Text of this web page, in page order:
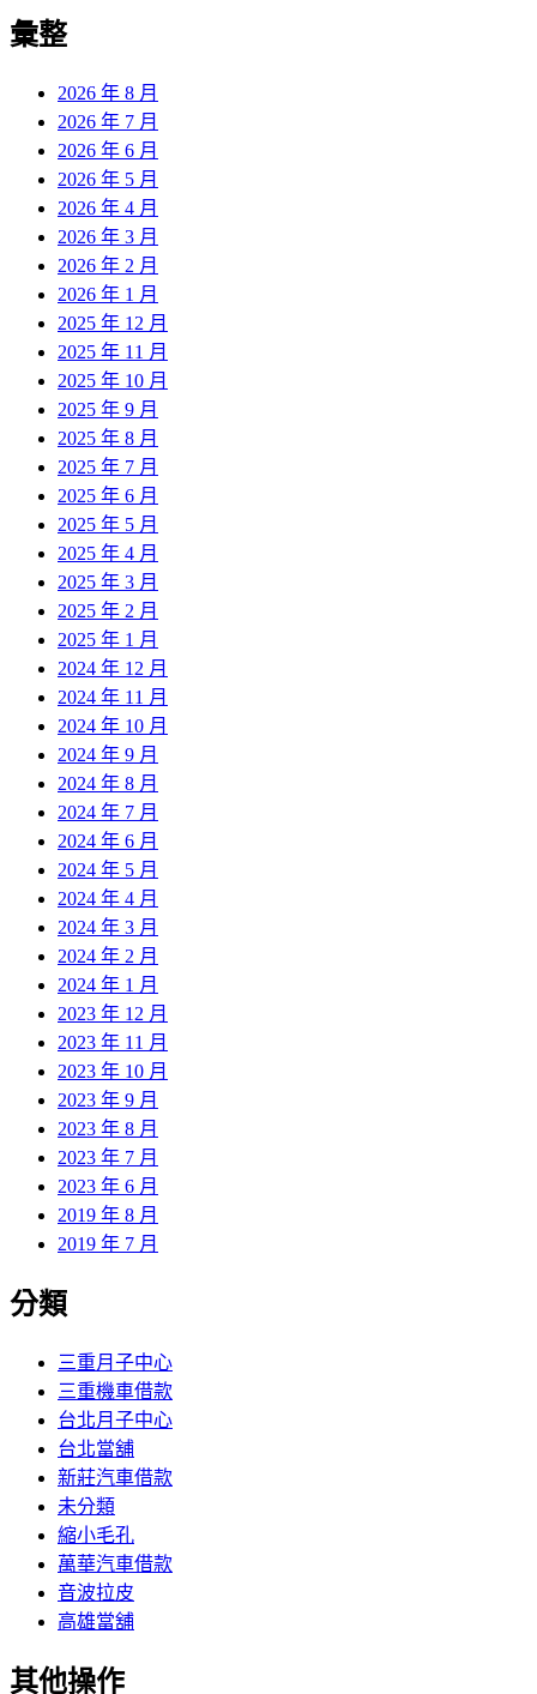
彙整
2026 年 8 月
2026 年 7 月
2026 年 6 月
2026 年 5 月
2026 年 4 月
2026 年 3 月
2026 年 2 月
2026 年 1 月
2025 年 12 月
2025 年 11 月
2025 年 10 月
2025 年 9 月
2025 年 8 月
2025 年 7 月
2025 年 6 月
2025 年 5 月
2025 年 4 月
2025 年 3 月
2025 年 2 月
2025 年 1 月
2024 年 12 月
2024 年 11 月
2024 年 10 月
2024 年 9 月
2024 年 8 月
2024 年 7 月
2024 年 6 月
2024 年 5 月
2024 年 4 月
2024 年 3 月
2024 年 2 月
2024 年 1 月
2023 年 12 月
2023 年 11 月
2023 年 10 月
2023 年 9 月
2023 年 8 月
2023 年 7 月
2023 年 6 月
2019 年 8 月
2019 年 7 月
分類
三重月子中心
三重機車借款
台北月子中心
台北當舖
新莊汽車借款
未分類
縮小毛孔
萬華汽車借款
音波拉皮
高雄當舖
其他操作